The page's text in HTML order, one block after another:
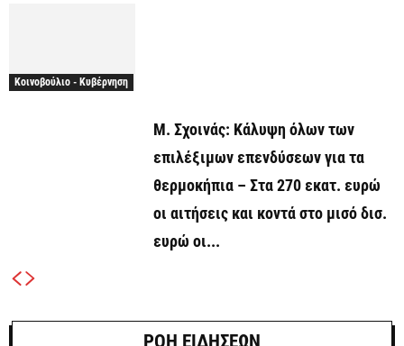
Κοινοβούλιο - Κυβέρνηση
Μ. Σχοινάς: Κάλυψη όλων των
επιλέξιμων επενδύσεων για τα
θερμοκήπια – Στα 270 εκατ. ευρώ
οι αιτήσεις και κοντά στο μισό δισ.
ευρώ οι...
ΡΟΗ ΕΙΔΗΣΕΩΝ